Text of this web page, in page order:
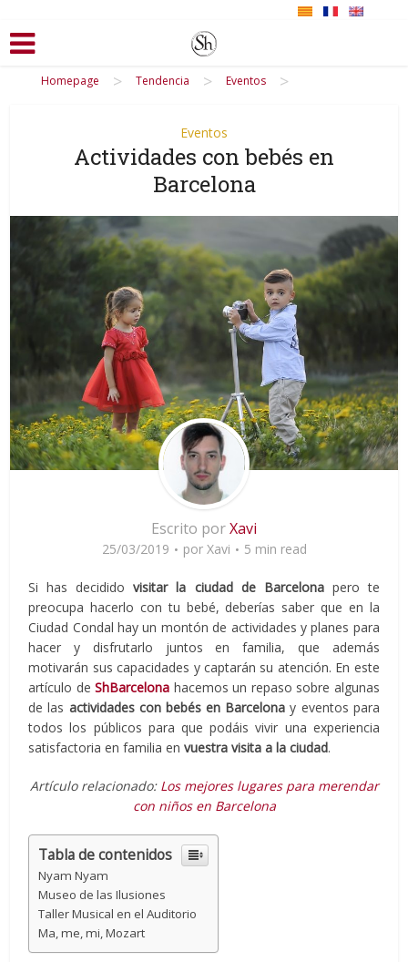
Homepage > Tendencia > Eventos >
Eventos
Actividades con bebés en
Barcelona
Escrito porXavi
25/03/2019 por Xavi 5 min read
Si has decididovisitar la ciudad de Barcelonapero te
preocupa hacerlo con tu bebé, deberías saber que en la
Ciudad Condal hay un montón de actividades y planes para
hacer y disfrutarlo juntos en familia, que además
motivarán sus capacidades y captarán su atención. En este
artículo de ShBarcelona hacemos un repaso sobre algunas
de las actividades con bebés en Barcelona y eventos para
todos los públicos para que podáis vivir una experiencia
satisfactoria en familia envuestra visita a la ciudad.
Artículo relacionado: Los mejores lugares para merendar
con niños en Barcelona
Tabla de contenidos
Nyam Nyam
Museo de las Ilusiones
Taller Musical en el Auditorio
Ma, me, mi, Mozart